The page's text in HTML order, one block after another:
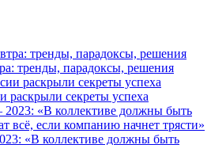
тренды, парадоксы, решения
раскрыли секреты успеха
«В коллективе должны быть